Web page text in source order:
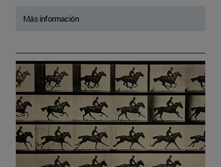
Más información